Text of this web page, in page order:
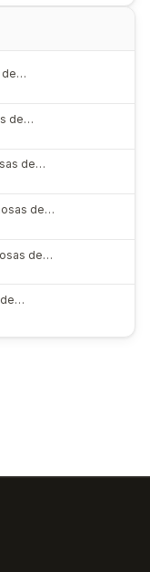
de…
de…
de…
de…
de…
de…